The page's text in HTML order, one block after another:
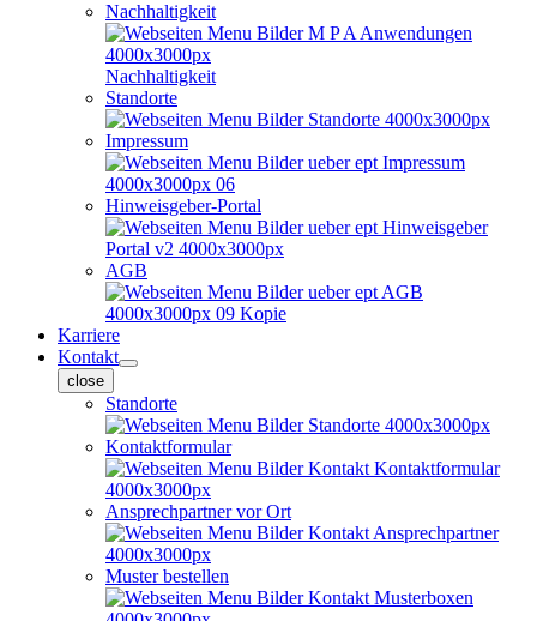
Nachhaltigkeit
Nachhaltigkeit
Standorte
Impressum
Hinweisgeber-Portal
AGB
Karriere
Kontakt
close
Standorte
Kontaktformular
Ansprechpartner vor Ort
Muster bestellen